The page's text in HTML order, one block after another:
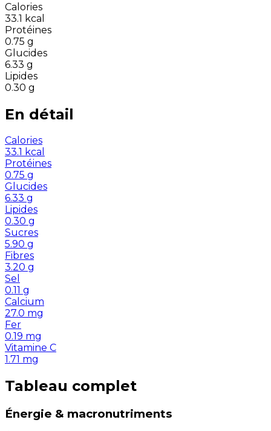
Calories
33.1 kcal
Protéines
0.75 g
Glucides
6.33 g
Lipides
0.30 g
En détail
Calories
33.1 kcal
Protéines
0.75 g
Glucides
6.33 g
Lipides
0.30 g
Sucres
5.90 g
Fibres
3.20 g
Sel
0.11 g
Calcium
27.0 mg
Fer
0.19 mg
Vitamine C
1.71 mg
Tableau complet
Énergie & macronutriments